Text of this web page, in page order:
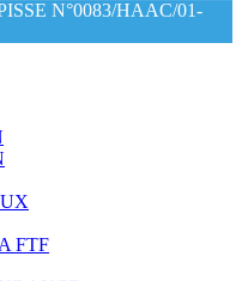
N°0083/HAAC/01-
FTF